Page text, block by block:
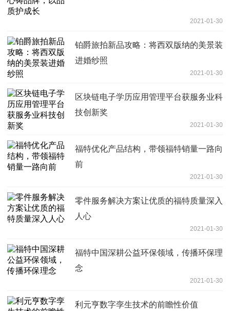
2021-01-30
铂爵旅拍新品攻略：将西双版纳的美景装
进婚纱照
2021-01-30
区块链电子学历应用管理平台获服务业科
技创新奖
2021-01-30
福特优化产品结构，带领福特销量一路向
前
2021-01-30
零件服务解决方案让优质的福特质量深入
人心
2021-01-30
福特中国深耕公益环保领域，传播环保理
念
2021-01-30
利元亨数字孪生技术的前瞻性价值